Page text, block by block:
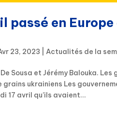
passé en
23, 2023 |Actualités de la
Sousa et Jérémy Balouka.
ukrainiens Les
17 avril qu’ils avaient...